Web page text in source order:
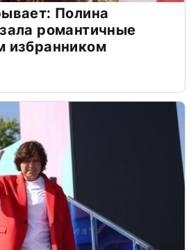
Полина
романтичные
избранником